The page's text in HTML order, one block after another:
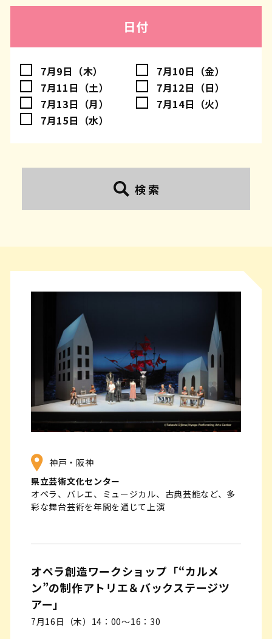
日付
7月9日（木）
7月10日（金）
7月11日（土）
7月12日（日）
7月13日（月）
7月14日（火）
7月15日（水）
検 索
神戸・阪神
県立芸術文化センター
オペラ、バレエ、ミュージカル、古典芸能など、多
彩な舞台芸術を年間を通じて上演
オペラ創造ワークショップ「“カルメ
ン”の制作アトリエ＆バックステージツ
アー」
7月16日（木）14：00～16：30